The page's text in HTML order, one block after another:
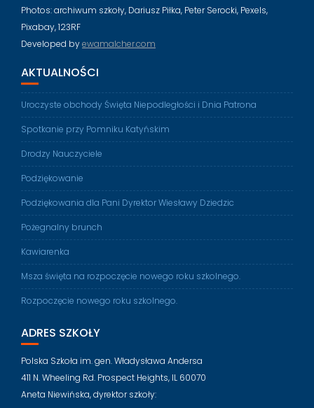
Photos: archiwum szkoły, Dariusz Piłka, Peter Serocki, Pexels,
Pixabay, 123RF
Developed byewamalcher.com
AKTUALNOŚCI
Uroczyste obchody Święta Niepodległości i Dnia Patrona
Spotkanie przy Pomniku Katyńskim
Drodzy Nauczyciele
Podziękowanie
Podziękowania dla Pani Dyrektor Wiesławy Dziedzic
Pożegnalny brunch
Kawiarenka
Msza święta na rozpoczęcie nowego roku szkolnego.
Rozpoczęcie nowego roku szkolnego.
ADRES SZKOŁY
Polska Szkoła im. gen. Władysława Andersa
411 N. Wheeling Rd. Prospect Heights, IL 60070
Aneta Niewińska, dyrektor szkoły: